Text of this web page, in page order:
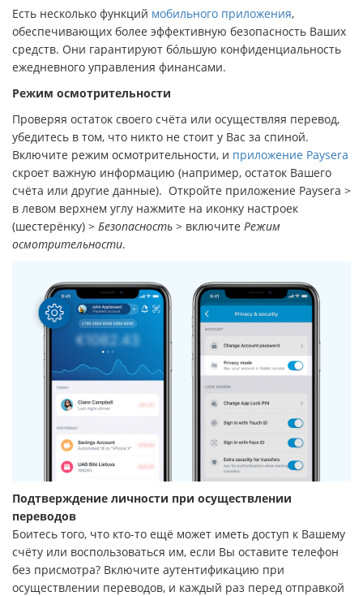
Есть несколько функций мобильного приложения,
обеспечивающих более эффективную безопасность Ваших
средств. Они гарантируют бóльшую конфиденциальность
ежедневного управления финансами.
Режим осмотрительности
Проверяя остаток своего счёта или осуществляя перевод,
убедитесь в том, что никто не стоит у Вас за спиной.
Включите режим осмотрительности, и приложение Paysera
скроет важную информацию (например, остаток Вашего
счёта или другие данные). Откройте приложение Рaysera >
в левом верхнем углу нажмите на иконку настроек
(шестерёнку) > Безопасность > включите Режим
осмотрительности.
Подтверждение личности при осуществлении
переводов
Боитесь того, что кто-то ещё может иметь доступ к Вашему
счёту или воспользоваться им, если Вы оставите телефон
без присмотра? Включите аутентификацию при
осуществлении переводов, и каждый раз перед отправкой